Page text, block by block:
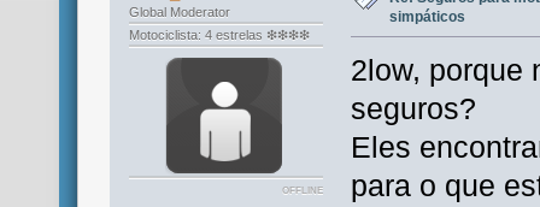
Global Moderator
Motociclista: 4 estrelas ❇❇❇❇
OFFLINE
simpáticos
2low, porque
seguros?
Eles
para o que